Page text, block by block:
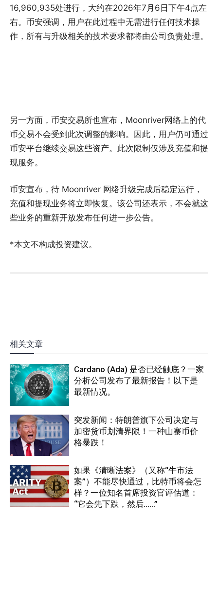
16,960,935处进行，大约在2026年7月6日下午4点左
右。币安强调，用户在此过程中无需进行任何技术操
作，所有与升级相关的技术要求都将由公司负责处理。
另一方面，币安交易所也宣布，Moonriver网络上的代
币交易不会受到此次调整的影响。因此，用户仍可通过
币安平台继续交易这些资产。此次限制仅涉及充值和提
现服务。
币安宣布，待 Moonriver 网络升级完成后稳定运行，
充值和提现业务将立即恢复。该公司还表示，不会就这
些业务的重新开放发布任何进一步公告。
*本文不构成投资建议。
相关文章
Cardano (Ada) 是否已经触底？一家
分析公司发布了最新报告！以下是
最新情况。
突发新闻：特朗普旗下公司决定与
加密货币划清界限！一种山寨币价
格暴跌！
如果《清晰法案》（又称“牛市法
案”）不能尽快通过，比特币将会怎
样？一位知名首席投资官评估道：
“它会先下跌，然后……”